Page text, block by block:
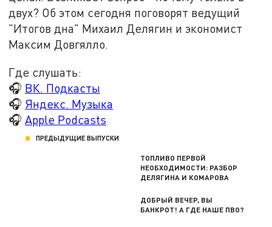
двух? Об этом сегодня поговорят ведущий
"Итогов дна" Михаил Делягин и экономист
Максим Довгялло.
Где слушать:
🎧 ВК. Подкасты
🎧 Яндекс. Музыка
🎧 Apple Podcasts
ПРЕДЫДУЩИЕ ВЫПУСКИ
ТОПЛИВО ПЕРВОЙ
НЕОБХОДИМОСТИ: РАЗБОР
ДЕЛЯГИНА И КОМАРОВА
ДОБРЫЙ ВЕЧЕР, ВЫ
БАНКРОТ! А ГДЕ НАШЕ ПВО?